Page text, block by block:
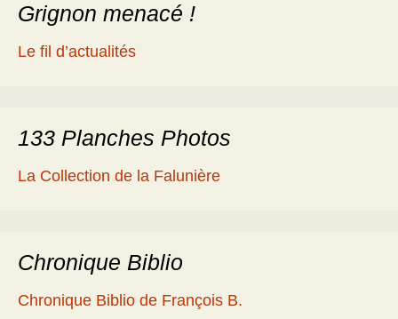
Grignon menacé !
Le fil d’actualités
133 Planches Photos
La Collection de la Falunière
Chronique Biblio
Chronique Biblio de François B.